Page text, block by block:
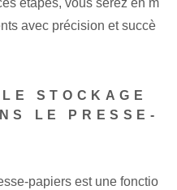
étapes, vous serez en m
avec précision et succè
STOCKAGE
LE PRESSE-
papiers est une fonctio